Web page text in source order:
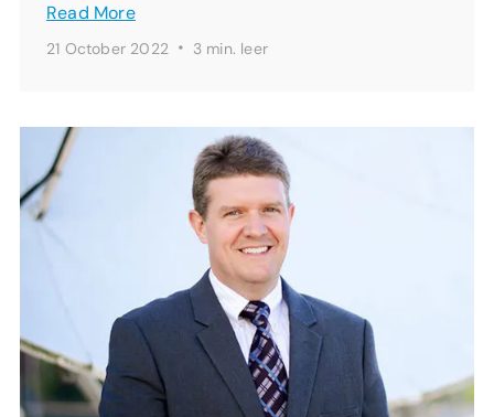
Read More
21 October 2022 · 3 min. leer